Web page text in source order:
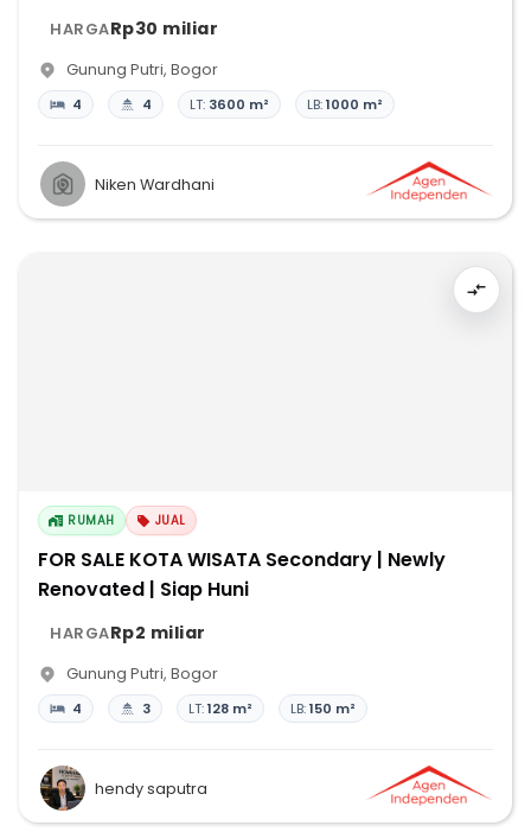
HARGARp30 miliar
Gunung Putri, Bogor
4 4 LT: 3600 m² LB:1000 m²
Niken Wardhani
RUMAH JUAL
FOR SALE KOTA WISATA Secondary | Newly
Renovated | Siap Huni
HARGARp2 miliar
Gunung Putri, Bogor
4 3 LT:128 m² LB:150 m²
hendy saputra